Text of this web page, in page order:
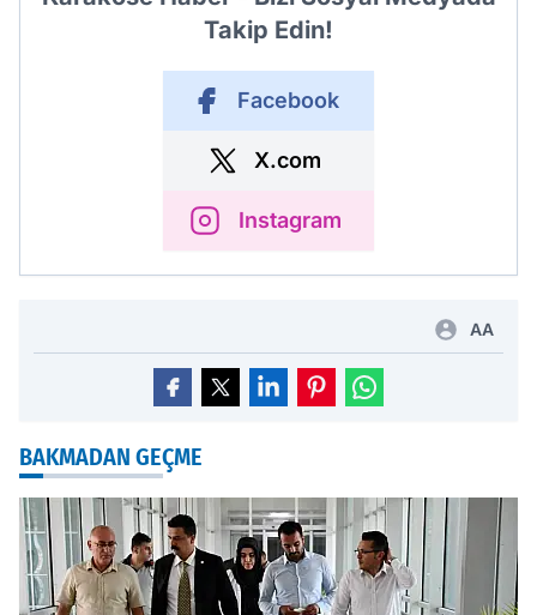
Takip Edin!
Facebook
X.com
Instagram
AA
BAKMADAN GEÇME